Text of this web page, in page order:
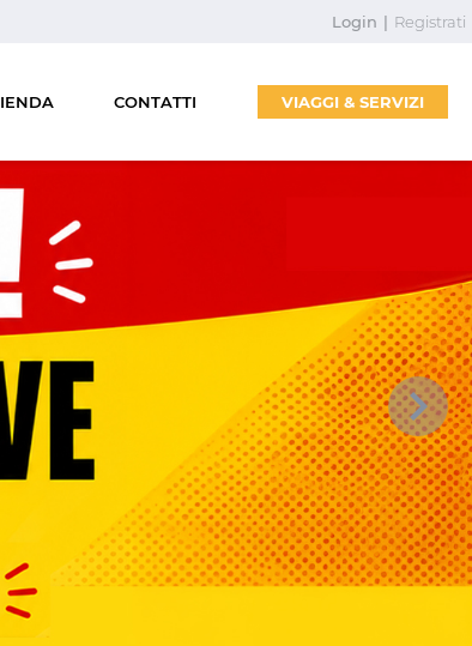
Login | Registrati
CONTATTI VIAGGI & SERVIZI